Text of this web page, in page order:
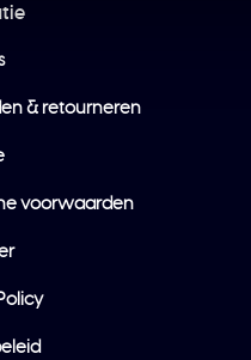
& retourneren
voorwaarden